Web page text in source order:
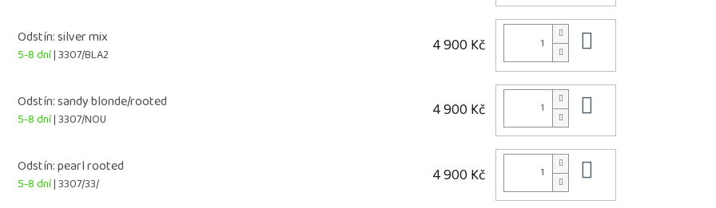
Odstín: silver mix
5-8 dní| 3307/BLA2 4 900 Kč
Odstín: sandy blonde/rooted
5-8 dní| 3307/NOU 4 900 Kč
Odstín: pearl rooted
5-8 dní| 3307/33/ 4 900 Kč